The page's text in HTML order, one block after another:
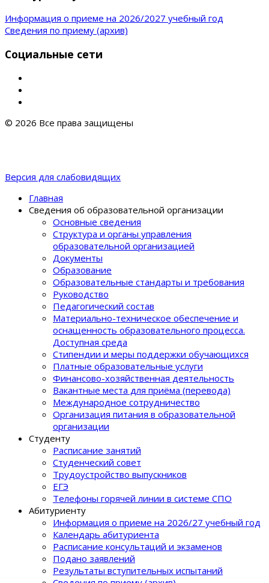
Информация о приеме на 2026/2027 учебный год
Сведения по приему (архив)
Социальные сети
© 2026 Все права защищены
Версия для слабовидящих
Главная
Сведения об образовательной организации
Основные сведения
Структура и органы управления
образовательной организацией
Документы
Образование
Образовательные стандарты и требования
Руководство
Педагогический состав
Материально-техническое обеспечение и
оснащенность образовательного процеcса.
Доступная среда
Стипендии и меры поддержки обучающихся
Платные образовательные услуги
Финансово-хозяйственная деятельность
Вакантные места для приёма (перевода)
Международное сотрудничество
Организация питания в образовательной
организации
Студенту
Расписание занятий
Студенческий совет
Трудоустройство выпускников
ЕГЭ
Телефоны горячей линии в системе СПО
Абитуриенту
Информация о приеме на 2026/27 учебный год
Календарь абитуриента
Расписание консультаций и экзаменов
Подано заявлений
Результаты вступительных испытаний